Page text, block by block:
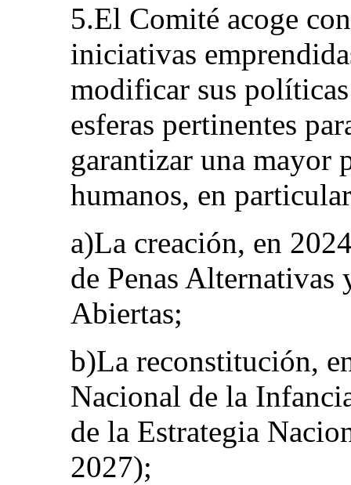
5.El Comité acoge
iniciativas
modificar sus
esferas pertinentes
garantizar una mayor
humanos, en
a)La creación, en
de Penas Alternativas
Abiertas;
b)La reconstitución,
Nacional de la
de la Estrategia
2027);